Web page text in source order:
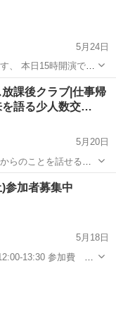
5月24日
、 本日15時開演で
いします
放課後クラブ|仕事帰
を語る少人数交…
5月20日
らのことを話せる少
営者やフリーラン
数
参加者募集中
5月18日